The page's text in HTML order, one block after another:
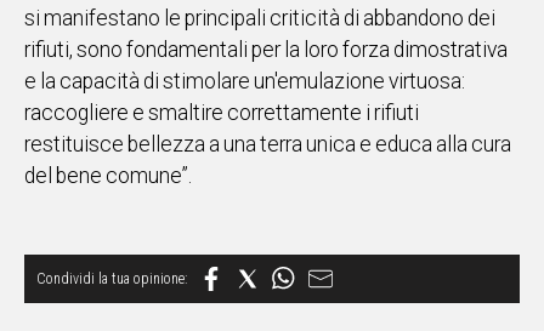
si manifestano le principali criticità di abbandono dei
rifiuti, sono fondamentali per la loro forza dimostrativa
e la capacità di stimolare un'emulazione virtuosa:
raccogliere e smaltire correttamente i rifiuti
restituisce bellezza a una terra unica e educa alla cura
del bene comune”.